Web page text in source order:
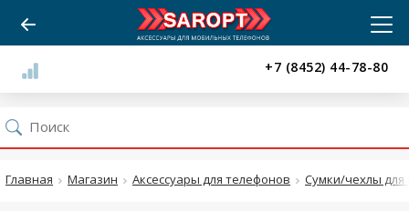
+7 (8452) 44-78-80
Главная Магазин Аксессуары для телефонов Сумки/чехлы для